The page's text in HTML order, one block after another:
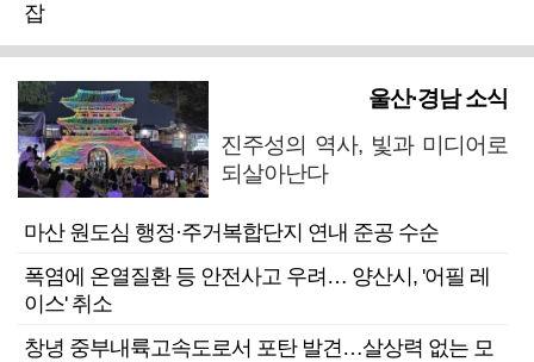
잡
울산·경남 소식
진주성의 역사, 빛과 미디어로
되살아난다
마산 원도심 행정·주거복합단지 연내 준공 수순
폭염에 온열질환 등 안전사고 우려… 양산시, '어필 레
이스' 취소
창녕 중부내륙고속도로서 포탄 발견…살상력 없는 모